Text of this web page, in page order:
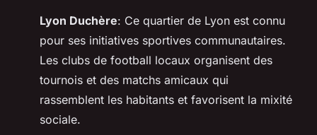
Lyon Duchère: Ce quartier de Lyon est connu
pour ses initiatives sportives communautaires.
Les clubs de football locaux organisent des
tournois et des matchs amicaux qui
rassemblent les habitants et favorisent la mixité
sociale.